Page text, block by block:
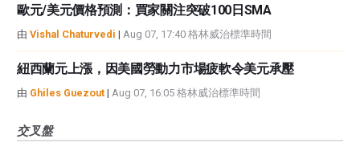
歐元/美元價格預測：買家關注突破100日SMA
由 Vishal Chaturvedi | Aug 07, 17:40 格林威治標準時間
紐西蘭元上漲，因美國勞動力市場疲軟令美元承壓
由 Ghiles Guezout | Aug 07, 16:05 格林威治標準時間
交叉盤